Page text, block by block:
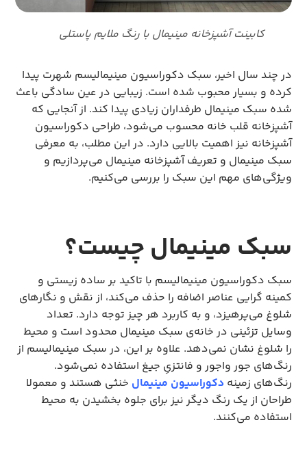
کابینت آشپزخانه مینیمال با رنگ ملایم پاستلی
در چند سال اخیر، سبک دکوراسیون مینیمالیسم شهرت پیدا
کرده و بسیار محبوب شده است. زیبایی در عین سادگی باعث
شده سبک مینیمال طرفداران زیادی پیدا کند. از آنجایی که
آشپزخانه قلب خانه محسوب می‌شود، طراحی دکوراسیون
آشپزخانه نیز اهمیت بالایی دارد. در این مطلب، به معرفی
سبک مینیمال و تعریف آشپزخانه مینیمال می‌پردازیم و
ویژگی‌های مهم این سبک را بررسی می‌کنیم.
سبک مینیمال چیست؟
سبک دکوراسیون مینیمالیسم با تاکید بر ساده زیستی و
کمینه گرایی عناصر اضافه را حذف می‌کند، از نقش و نگارهای
شلوغ می‌پرهیزد، و به کاربرد هر چیز توجه دارد. تعداد
وسایل تزئینی در خانه‌ی سبک مینیمال محدود است و محیط
را شلوغ نشان نمی‌دهد. علاوه بر این، در سبک مینیمالیسم از
رنگ‌های جور واجور و فانتزیِ جیغ استفاده نمی‌شود.
رنگ‌های زمینهدکوراسیون مینیمال خنثی هستند و معمولا
طراحان از یک رنگ دیگر نیز برای جلوه بخشیدن به محیط
استفاده می‌کنند.